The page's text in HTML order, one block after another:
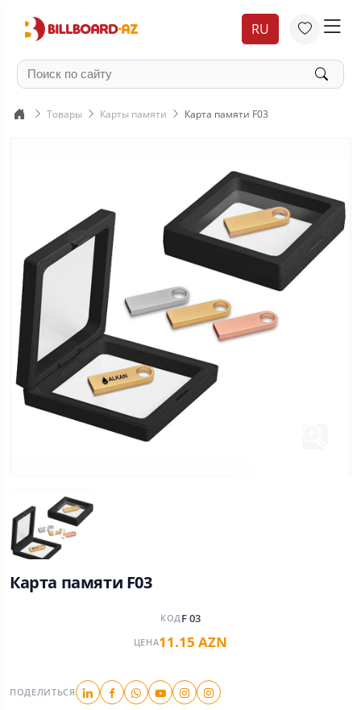
RU
Товары Карты памяти Карта памяти F03
Карта памяти F03
КОД F 03
ЦЕНА11.15 AZN
ПОДЕЛИТЬСЯ